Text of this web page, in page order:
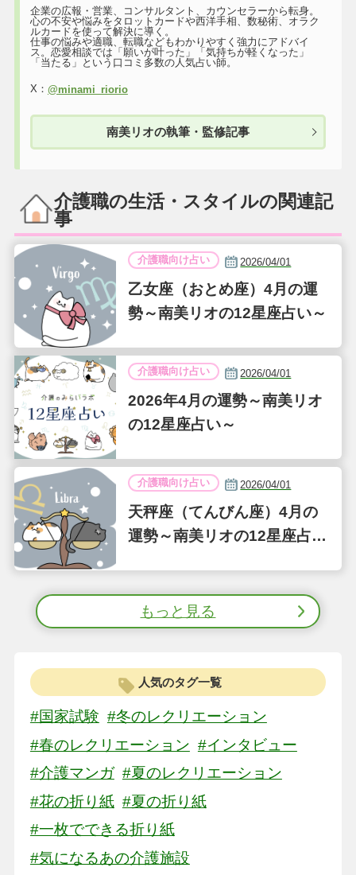
企業の広報・営業、コンサルタント、カウンセラーから転身。
心の不安や悩みをタロットカードや西洋手相、数秘術、オラク
ルカードを使って解決に導く。
仕事の悩みや適職、転職などもわかりやすく強力にアドバイ
ス。恋愛相談では「願いが叶った」「気持ちが軽くなった」
「当たる」という口コミ多数の人気占い師。
X： @minami_riorio
南美リオの執筆・監修記事
介護職の生活・スタイルの関連記
事
介護職向け占い 2026/04/01
乙女座（おとめ座）4月の運
勢～南美リオの12星座占い～
介護職向け占い 2026/04/01
2026年4月の運勢～南美リオ
の12星座占い～
介護職向け占い 2026/04/01
天秤座（てんびん座）4月の
運勢～南美リオの12星座占い
もっと見る
人気のタグ一覧
#国家試験 #冬のレクリエーション
#春のレクリエーション #インタビュー
#介護マンガ #夏のレクリエーション
#花の折り紙 #夏の折り紙
#一枚でできる折り紙
#気になるあの介護施設